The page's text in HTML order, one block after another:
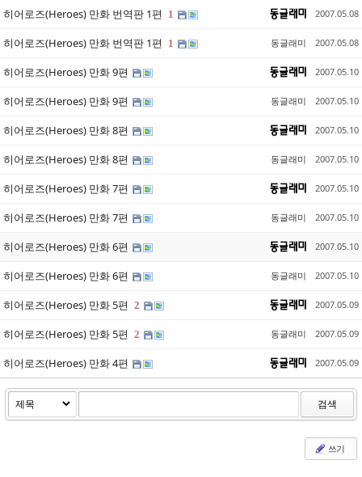
히어로즈(Heroes) 만화 번역판 1편 1 2007.05.08
히어로즈(Heroes) 만화 번역판 1편 1 동글래미 2007.05.08
히어로즈(Heroes) 만화 9편 2007.05.10
히어로즈(Heroes) 만화 9편 동글래미 2007.05.10
히어로즈(Heroes) 만화 8편 2007.05.10
히어로즈(Heroes) 만화 8편 동글래미 2007.05.10
히어로즈(Heroes) 만화 7편 2007.05.10
히어로즈(Heroes) 만화 7편 동글래미 2007.05.10
히어로즈(Heroes) 만화 6편 2007.05.10
히어로즈(Heroes) 만화 6편 동글래미 2007.05.10
히어로즈(Heroes) 만화 5편 2 2007.05.09
히어로즈(Heroes) 만화 5편 2 동글래미 2007.05.09
히어로즈(Heroes) 만화 4편 2007.05.09
검색
쓰기